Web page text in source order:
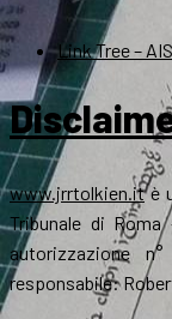
Link Tree –
www.jrrtolkien.itè
Tribunale di
autorizzazione
responsabile: